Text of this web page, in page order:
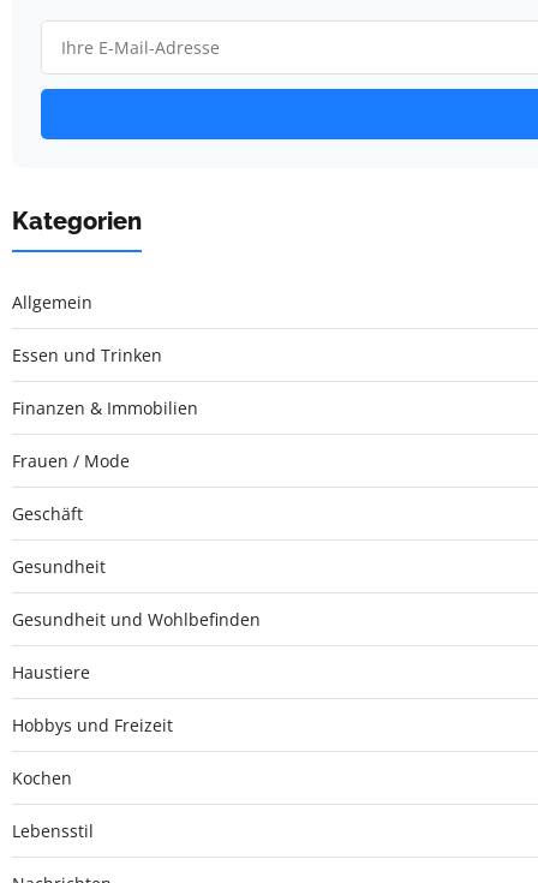
Kategorien
Allgemein
Essen und Trinken
Finanzen & Immobilien
Frauen / Mode
Geschäft
Gesundheit
Gesundheit und Wohlbefinden
Haustiere
Hobbys und Freizeit
Kochen
Lebensstil